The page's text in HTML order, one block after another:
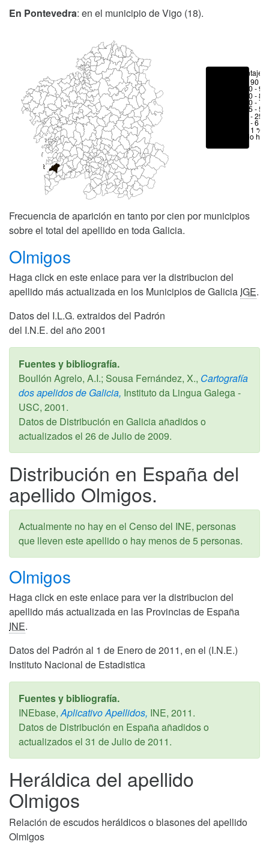
En Pontevedra: en el municipio de Vigo (18).
Porcentajes
> 90 %
80 -
70 -
50 -
25 -
6 - 25
1 - 6 %
< 1 %
No hay
Frecuencia de aparición en tanto por cien por municipios
sobre el total del apellido en toda Galicia.
Olmigos
Haga click en este enlace para ver la distribucion del
apellido más actualizada en los Municipios de Galicia IGE.
Datos del I.L.G. extraidos del Padrón
del I.N.E. del año 2001
Fuentes y bibliografía.
Boullón Agrelo, A.I.; Sousa Fernández, X., Cartografía
dos apelidos de Galicia, Instituto da Lingua Galega -
USC, 2001.
Datos de Distribución en Galicia añadidos o
actualizados el 26 de Julio de 2009.
Distribución en España del
apellido Olmigos.
Actualmente no hay en el Censo del INE, personas
que lleven este apellido o hay menos de 5 personas.
Olmigos
Haga click en este enlace para ver la distribucion del
apellido más actualizada en las Provincias de España
INE.
Datos del Padrón al 1 de Enero de 2011, en el (I.N.E.)
Instituto Nacional de Estadistica
Fuentes y bibliografía.
INEbase,Aplicativo Apellidos, INE, 2011.
Datos de Distribución en España añadidos o
actualizados el 31 de Julio de 2011.
Heráldica del apellido
Olmigos
Relación de escudos heráldicos o blasones del apellido
Olmigos